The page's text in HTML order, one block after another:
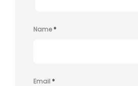
Name*
Email*